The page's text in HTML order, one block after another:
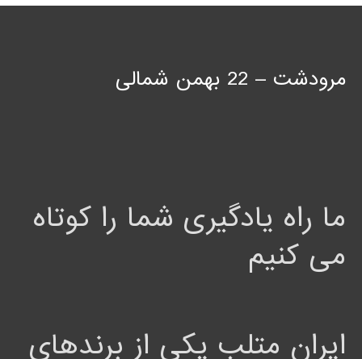
مرودشت – 22 بهمن شمالی
ما راه یادگیری شما را کوتاه
می کنیم
ایران متلب یکی از برندهای